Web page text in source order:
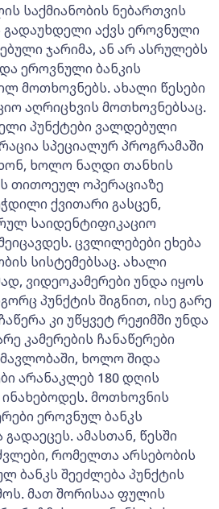
საქმიანობის ნებართვის
გადაუხდელი აქვს ეროვნული
ჯარიმა, ან არ ასრულებს
ეროვნული ბანკის
მოთხოვნებს. ახალი წესები
აღრიცხვის მოთხოვნებსაც.
პუნქტები ვალდებული
სპეციალურ პროგრამაში
ხოლო ნაღდი თანხის
თითოეულ ოპერაციაზე
ქვითარი გასცენ,
საიდენტიფიკაციო
ცვლილებები ეხება
სისტემებსაც. ახალი
ვიდეოკამერები უნდა იყოს
პუნქტის შიგნით, ისე გარე
კი უწყვეტ რეჟიმში უნდა
კამერების ჩანაწერები
ხოლო შიდა
არანაკლებ 180 დღის
მოთხოვნის
ეროვნულ ბანკს
ამასთან, წესში
რომელთა არსებობის
ბანკს შეეძლება პუნქტის
მათ შორისაა ფულის